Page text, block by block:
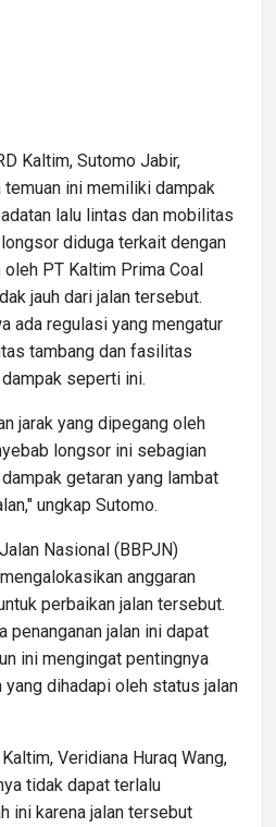
Kaltim, Sutomo Jabir,
temuan ini memiliki dampak
lalu lintas dan mobilitas
diduga terkait dengan
PT Kaltim Prima Coal
jauh dari jalan tersebut.
ada regulasi yang mengatur
tambang dan fasilitas
seperti ini.
jarak yang dipegang oleh
longsor ini sebagian
getaran yang lambat
ungkap Sutomo.
Nasional (BBPJN)
anggaran
perbaikan jalan tersebut.
penanganan jalan ini dapat
ini mengingat pentingnya
dihadapi oleh status jalan
Veridiana Huraq Wang,
tidak dapat terlalu
ini karena jalan tersebut